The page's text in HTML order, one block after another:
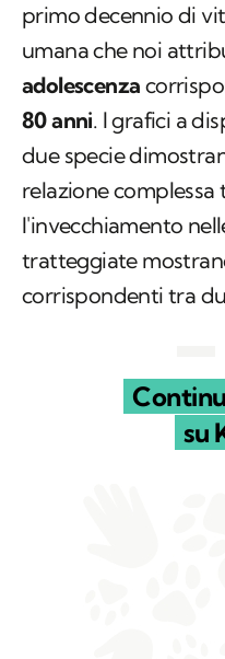
primo decennio di
umana che noi
adolescenza
80 anni. I grafici a
due specie
relazione
l'invecchiamento
tratteggiate
corrispondenti tra
su